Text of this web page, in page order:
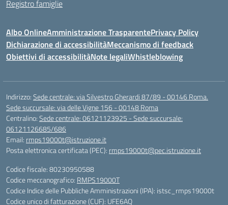
Registro famiglie
Albo OnlineAmministrazione TrasparentePrivacy Policy
Dichiarazione di accessibilitàMeccanismo di feedback
Obiettivi di accessibilitàNote legaliWhistleblowing
Indirizzo:Sede centrale: via Silvestro Gherardi 87/89 - 00146 Roma.
Sede succursale: via delle Vigne 156 - 00148 Roma
Centralino:Sede centrale: 06121123925 - Sede succursale:
06121126685/686
Email: rmps19000t@istruzione.it
Posta elettronica certificata (PEC): rmps19000t@pec.istruzione.it
Codice fiscale: 80230950588
Codice meccanografico: RMPS19000T
Codice Indice delle Pubbliche Amministrazioni (IPA): istsc_rmps19000t
Codice unico di fatturazione (CUF): UFE6AQ